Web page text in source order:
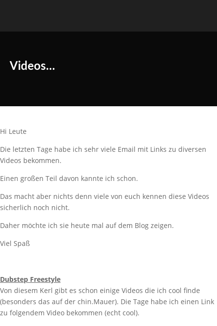
Videos…
Hi Leute
Die letzten Tage habe ich sehr viele Email mit Links zu diversen
Videos bekommen.
Einen großen Teil davon kannte ich schon.
Das macht aber nichts denn viele von euch kennen diese Videos
sicherlich noch nicht.
Daher möchte ich sie heute mal auf dem Blog zeigen.
Viel Spaß
Dubstep Freestyle
Von diesem Kerl gibt es schon einige Videos die ich cool finde
(besonders das auf der chin.Mauer). Die Tage habe ich einen Link
zu folgendem Video bekommen (echt cool).